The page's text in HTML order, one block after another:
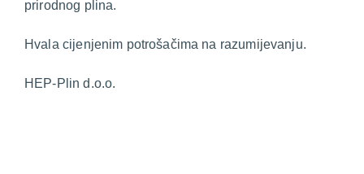
prirodnog plina.
Hvala cijenjenim potrošačima na razumijevanju.
HEP-Plin d.o.o.